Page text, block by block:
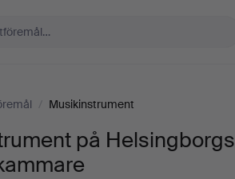
/ Musikinstrument
på Helsingborgs